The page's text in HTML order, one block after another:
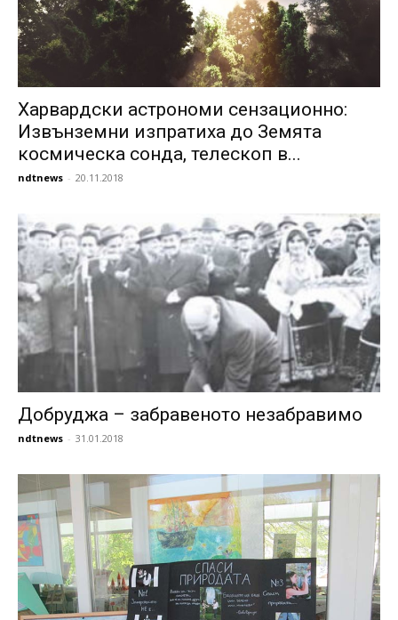
Харвардски астрономи сензационно:
Извънземни изпратиха до Земята
космическа сонда, телескоп в...
ndtnews - 20.11.2018
Добруджа – забравеното незабравимо
ndtnews - 31.01.2018